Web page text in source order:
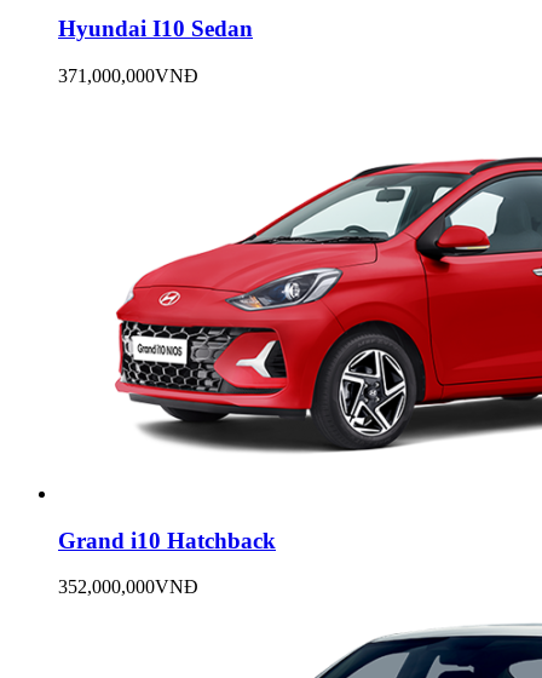
Hyundai I10 Sedan
371,000,000VNĐ
Grand i10 Hatchback
352,000,000VNĐ